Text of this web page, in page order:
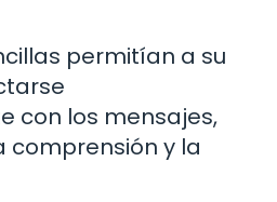
permitían a su
con los mensajes,
comprensión y la